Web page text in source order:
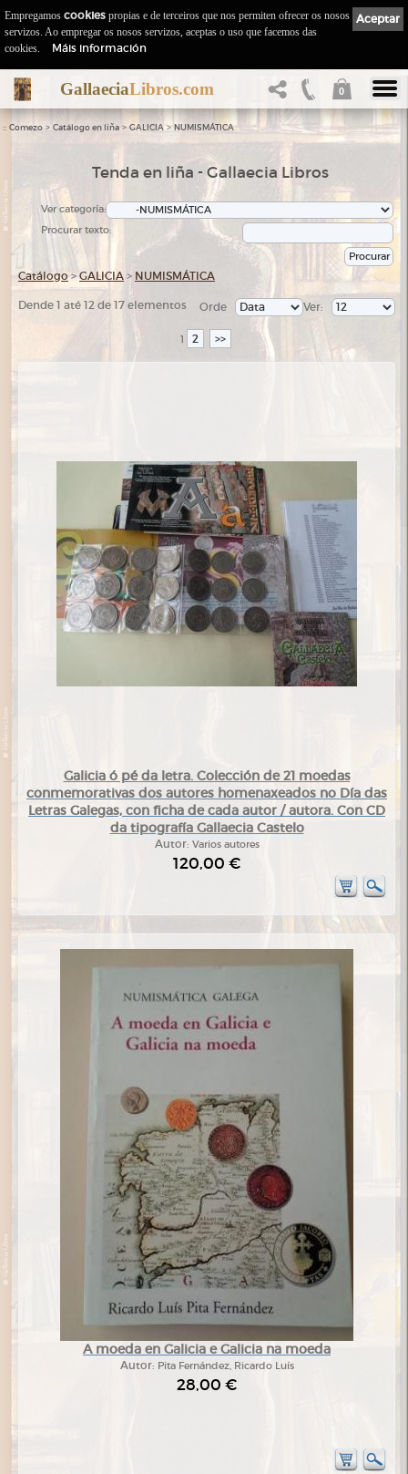
GallaeciaLibros.com 0
:: Comezo > Catálogo en liña > GALICIA> NUMISMÁTICA
Tenda en liña - Gallaecia Libros
Ver categoría:
Procurar texto:
Catálogo >GALICIA > NUMISMÁTICA
Dende 1 até 12 de 17 elementos Ver:
Orde
1 2 >>
Galicia ó pé da letra. Colección de 21 moedas
conmemorativas dos autores homenaxeados no Día das
Letras Galegas, con ficha de cada autor / autora. Con CD
da tipografía Gallaecia Castelo
Autor: Varios autores
120,00 €
A moeda en Galicia e Galicia na moeda
Autor: Pita Fernández, Ricardo Luís
28,00 €
Aceptar
Empregamos cookies propias e de terceiros que nos permiten ofrecer os nosos
servizos. Ao empregar os nosos servizos, aceptas o uso que facemos das
cookies.
Máis información